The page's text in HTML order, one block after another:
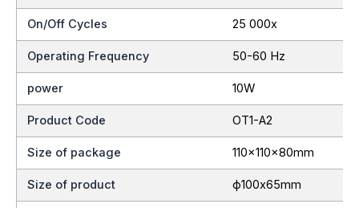
On/Off Cycles 25 000x
Operating Frequency 50-60 Hz
power 10W
Product Code OT1-A2
Size of package 110x110x80mm
Size of product ф100x65mm